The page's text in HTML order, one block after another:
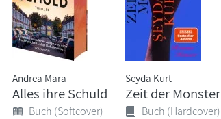
Andrea Mara
Alles ihre Schuld
Buch (Softcover)
Seyda Kurt
Zeit der Monster
Buch (Hardcover)